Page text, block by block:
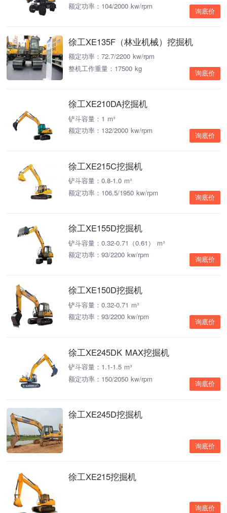
额定功率：104/2000 kw/rpm
询底价
徐工XE135F（林业机械）挖掘机
额定功率：72.7/2200 kw/rpm
整机工作重量：17500 kg
询底价
徐工XE210DA挖掘机
铲斗容量：1 m³
额定功率：132/2000 kw/rpm
询底价
徐工XE215C挖掘机
铲斗容量：0.8-1.0 m³
额定功率：106.5/1950 kw/rpm
询底价
徐工XE155D挖掘机
铲斗容量：0.32-0.71（0.61） m³
额定功率：93/2200 kw/rpm
询底价
徐工XE150D挖掘机
铲斗容量：0.32-0.71 m³
额定功率：93/2200 kw/rpm
询底价
徐工XE245DK MAX挖掘机
铲斗容量：1.1-1.5 m³
额定功率：150/2050 kw/rpm
询底价
徐工XE245D挖掘机
询底价
徐工XE215挖掘机
询底价